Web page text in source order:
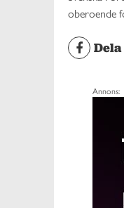
oberoende
Dela
Annons: